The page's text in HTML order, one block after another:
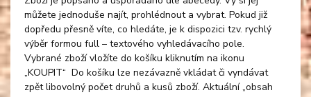
můžete jednoduše najít, prohlédnout a vybrat. Pokud již
dopředu přesně víte, co hledáte, je k dispozici tzv. rychlý
výběr formou full – textového vyhledávacího pole.
Vybrané zboží vložíte do košíku kliknutím na ikonu
„KOUPIT“ Do košíku lze nezávazně vkládat či vyndávat
zpět libovolný počet druhů a kusů zboží. Aktuální „obsah